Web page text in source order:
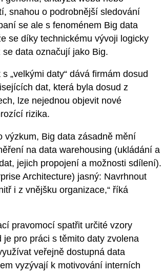
snahou o podrobnější sledování
se ale s fenoménem Big data
se díky technickému vývoji logicky
data označují jako Big.
„velkými daty“ dává firmám dosud
dat, která byla dosud z
lze nejednou objevit nové
rizika.
výzkum, Big data zásadně mění
na data warehousing (ukládání a
jejich propojení a možnosti sdílení).
Architecture) jasný: Navrhnout
i z vnějšku organizace,“ říká
pravomocí spatřit určité vzory
pro práci s těmito daty zvolena
veřejně dostupná data
vyzývají k motivování interních